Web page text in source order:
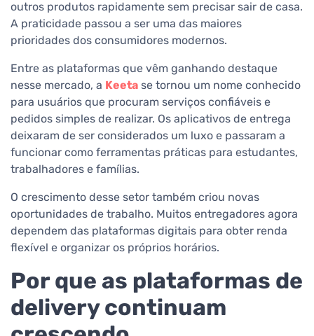
outros produtos rapidamente sem precisar sair de casa.
A praticidade passou a ser uma das maiores
prioridades dos consumidores modernos.
Entre as plataformas que vêm ganhando destaque
nesse mercado, a Keeta se tornou um nome conhecido
para usuários que procuram serviços confiáveis e
pedidos simples de realizar. Os aplicativos de entrega
deixaram de ser considerados um luxo e passaram a
funcionar como ferramentas práticas para estudantes,
trabalhadores e famílias.
O crescimento desse setor também criou novas
oportunidades de trabalho. Muitos entregadores agora
dependem das plataformas digitais para obter renda
flexível e organizar os próprios horários.
Por que as plataformas de
delivery continuam